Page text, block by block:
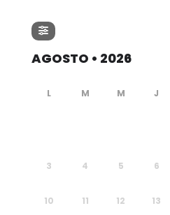
AGOSTO • 2026
3 4 5 6
10 11 12 13